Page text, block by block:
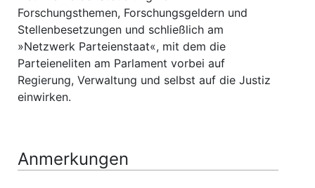
Forschungsthemen, Forschungsgeldern und
Stellenbesetzungen und schließlich am
»Netzwerk Parteienstaat«, mit dem die
Parteieneliten am Parlament vorbei auf
Regierung, Verwaltung und selbst auf die Justiz
einwirken.
Anmerkungen